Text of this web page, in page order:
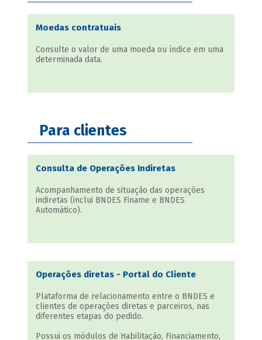
Moedas contratuais
Consulte o valor de uma moeda ou índice em uma
determinada data.
Para clientes
Consulta de Operações Indiretas
Acompanhamento de situação das operações
indiretas (inclui BNDES Finame e BNDES
Automático).
Operações diretas - Portal do Cliente
Plataforma de relacionamento entre o BNDES e
clientes de operações diretas e parceiros, nas
diferentes etapas do pedido.
Possui os módulos de Habilitação, Financiamento,